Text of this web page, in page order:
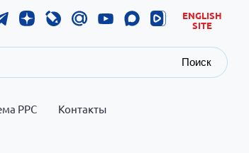
ENGLISH
SITE
Поиск
РРС Контакты